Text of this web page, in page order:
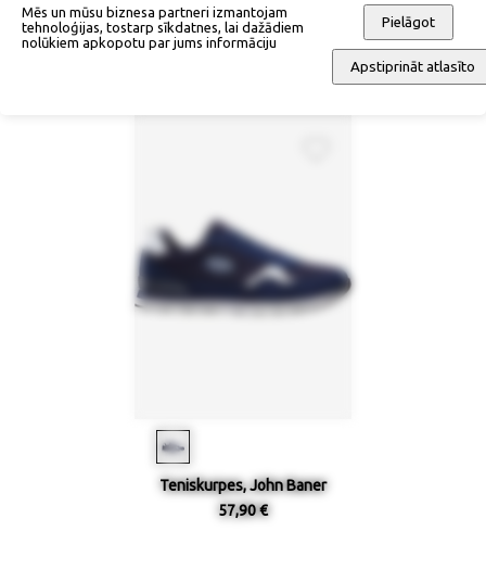
Teniskurpes, Tom Tailor
Teniskurpes ar Memory Foam
putām, Skechers
119,90 €
Teniskurpes, John Baner
57,90 €
Mēs un mūsu biznesa partneri izmantojam
tehnoloģijas, tostarp sīkdatnes, lai dažādiem
nolūkiem apkopotu par jums informāciju
Pielāgot
Apstiprināt atlasīto